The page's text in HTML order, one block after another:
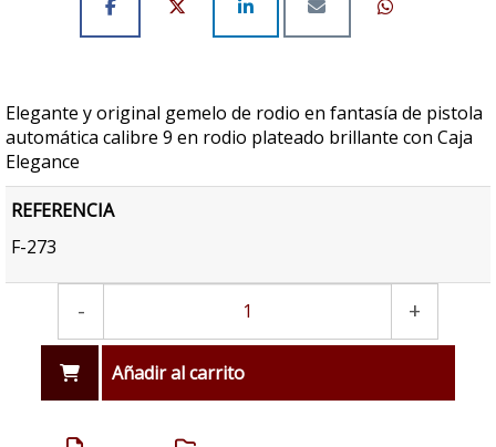
Elegante y original gemelo de rodio en fantasía de pistola
automática calibre 9 en rodio plateado brillante con Caja
Elegance
REFERENCIA
F-273
- +
Añadir al carrito